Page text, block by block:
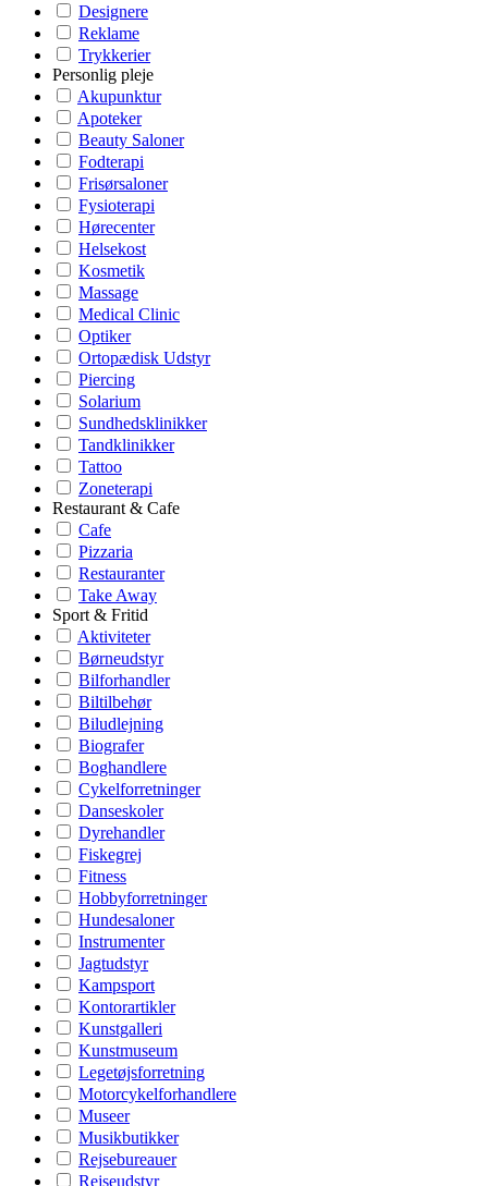
Designere
Reklame
Trykkerier
Personlig pleje
Akupunktur
Apoteker
Beauty Saloner
Fodterapi
Frisørsaloner
Fysioterapi
Hørecenter
Helsekost
Kosmetik
Massage
Medical Clinic
Optiker
Ortopædisk Udstyr
Piercing
Solarium
Sundhedsklinikker
Tandklinikker
Tattoo
Zoneterapi
Restaurant & Cafe
Cafe
Pizzaria
Restauranter
Take Away
Sport & Fritid
Aktiviteter
Børneudstyr
Bilforhandler
Biltilbehør
Biludlejning
Biografer
Boghandlere
Cykelforretninger
Danseskoler
Dyrehandler
Fiskegrej
Fitness
Hobbyforretninger
Hundesaloner
Instrumenter
Jagtudstyr
Kampsport
Kontorartikler
Kunstgalleri
Kunstmuseum
Legetøjsforretning
Motorcykelforhandlere
Museer
Musikbutikker
Rejsebureauer
Rejseudstyr